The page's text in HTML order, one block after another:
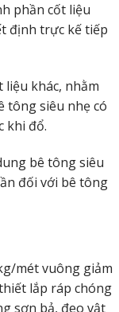
phần cốt liệu
định trực kế tiếp
khác, nhằm
tông siêu nhẹ có
khi đổ.
bê tông siêu
đối với bê tông
mét vuông giảm
lắp ráp chóng
sơn bả, đeo vật